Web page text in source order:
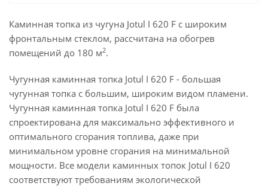
Каминная топка из чугуна Jotul I 620 F c широким
фронтальным стеклом, рассчитана на обогрев
помещений до 180 м2.
Чугунная каминная топка Jotul I 620 F - большая
чугунная топка с большим, широким видом пламени.
Чугунная каминная топка Jotul I 620 F была
спроектирована для максимально эффективного и
оптимального сгорания топлива, даже при
минимальном уровне сгорания на минимальной
мощности. Все модели каминных топок Jotul I 620
соответствуют требованиям экологической